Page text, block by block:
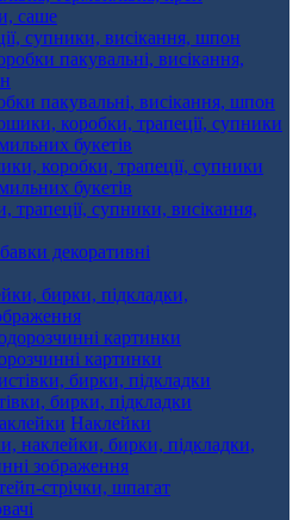
саше
супники, висікання, шпон
пакувальні, висікання, шпон
коробки, трапеції, супники
букетів
декоративні
бирки, підкладки,
картинки
бирки, підкладки
Наклейки
стрічки, шпагат